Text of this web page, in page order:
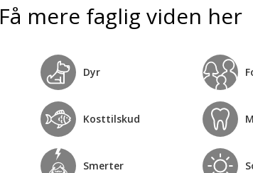
Få mere faglig viden her
Dyr
Kosttilskud
Smerter